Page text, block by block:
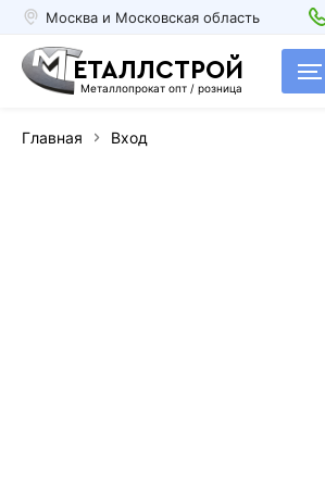
Москва и Московская область
ЕТАЛЛСТРОЙ
Металлопрокат опт / розница
Главная Вход